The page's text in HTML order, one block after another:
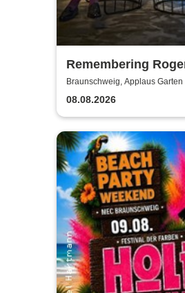
Remembering
Krajenski Big Band
Madani
Braunschweig, Applaus Garten
08.08.2026